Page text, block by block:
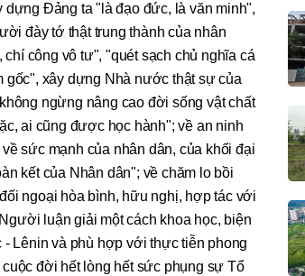
Đảng ta "là đạo đức, là văn minh",
đày tớ thật trung thành của nhân
công vô tư", "quét sạch chủ nghĩa cá
gốc", xây dựng Nhà nước thật sự của
ngừng nâng cao đời sống vật chất
ai cũng được học hành"; về an ninh
sức mạnh của nhân dân, của khối đại
kết của Nhân dân"; về chăm lo bồi
ngoại hòa bình, hữu nghị, hợp tác với
luận giải một cách khoa học, biện
Lênin và phù hợp với thực tiễn phong
đời hết lòng hết sức phụng sự Tổ